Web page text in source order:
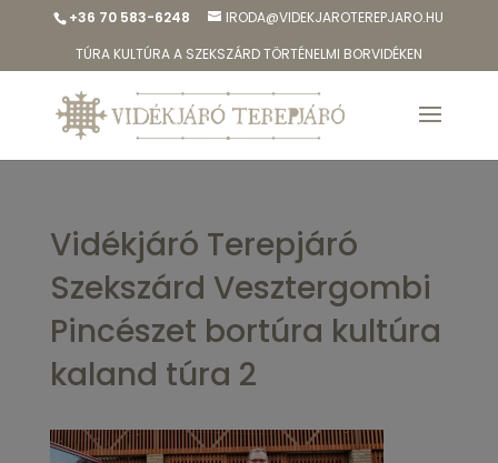
+36 70 583-6248
IRODA@VIDEKJAROTEREPJARO.HU
TÚRA KULTÚRA A SZEKSZÁRD TÖRTÉNELMI BORVIDÉKEN
Vidékjáró Terepjáró
Szekszárd Vesztergombi
Pincészet bortúra kultúra
kaland túra 2